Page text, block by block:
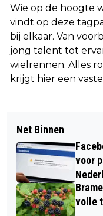
Wie op de hoogte
vindt op deze
bij elkaar. Van
jong talent tot
wielrennen. Alles
krijgt hier een
Net Binnen
voor
volle